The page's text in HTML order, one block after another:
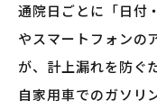
通院日ごとに「日付
やスマートフォンの
が、計上漏れを防ぐ
自家用車でのガソリ